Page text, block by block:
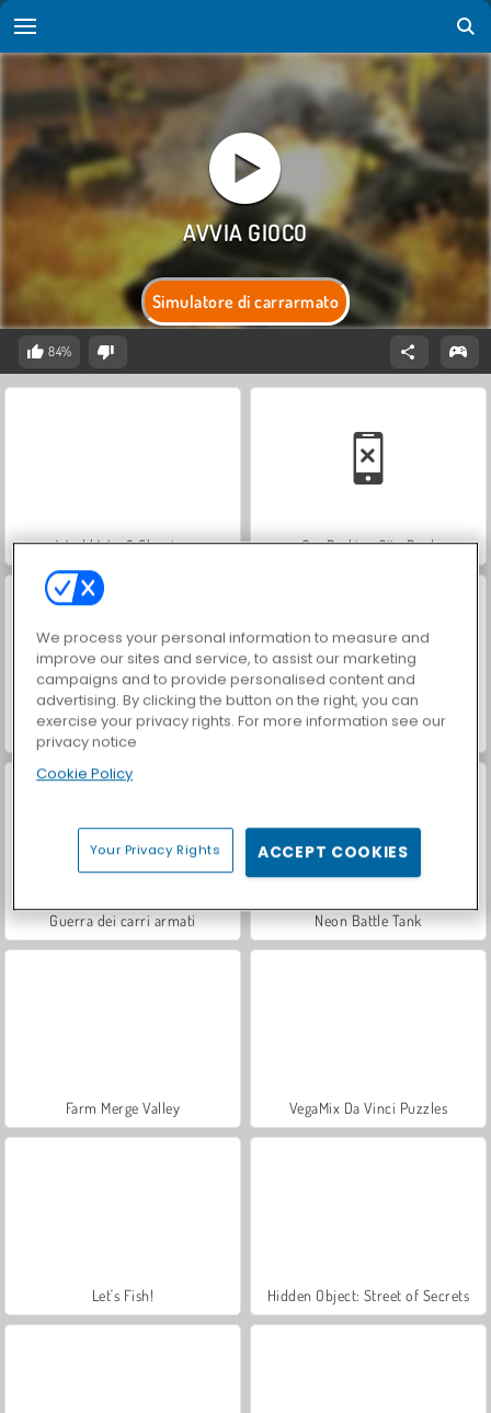
Simulatore di carrarmato
84%
World War 2 Shooter Car Parking City Duel
Royal Story Tank Fury
Guerra dei carri armati Neon Battle Tank
Farm Merge Valley VegaMix Da Vinci Puzzles
Let's Fish! Hidden Object: Street of Secrets
We process your personal information to measure and
improve our sites and service, to assist our marketing
campaigns and to provide personalised content and
advertising. By clicking the button on the right, you can
exercise your privacy rights. For more information see our
privacy notice
Cookie Policy
Your Privacy Rights ACCEPT COOKIES